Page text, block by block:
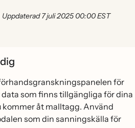
Uppdaterad 7 juli 2025 00:00 EST
för
som finns tillgängliga för dina
åt malltagg. Använd
som din sanningskälla för